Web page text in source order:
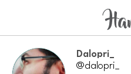
dalopri_
@dalopri_